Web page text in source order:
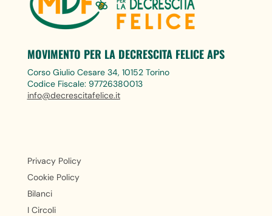
MOVIMENTO PER LA DECRESCITA FELICE APS
Corso Giulio Cesare 34, 10152 Torino
Codice Fiscale: 97726380013
info@decrescitafelice.it
Privacy Policy
Cookie Policy
Bilanci
I Circoli